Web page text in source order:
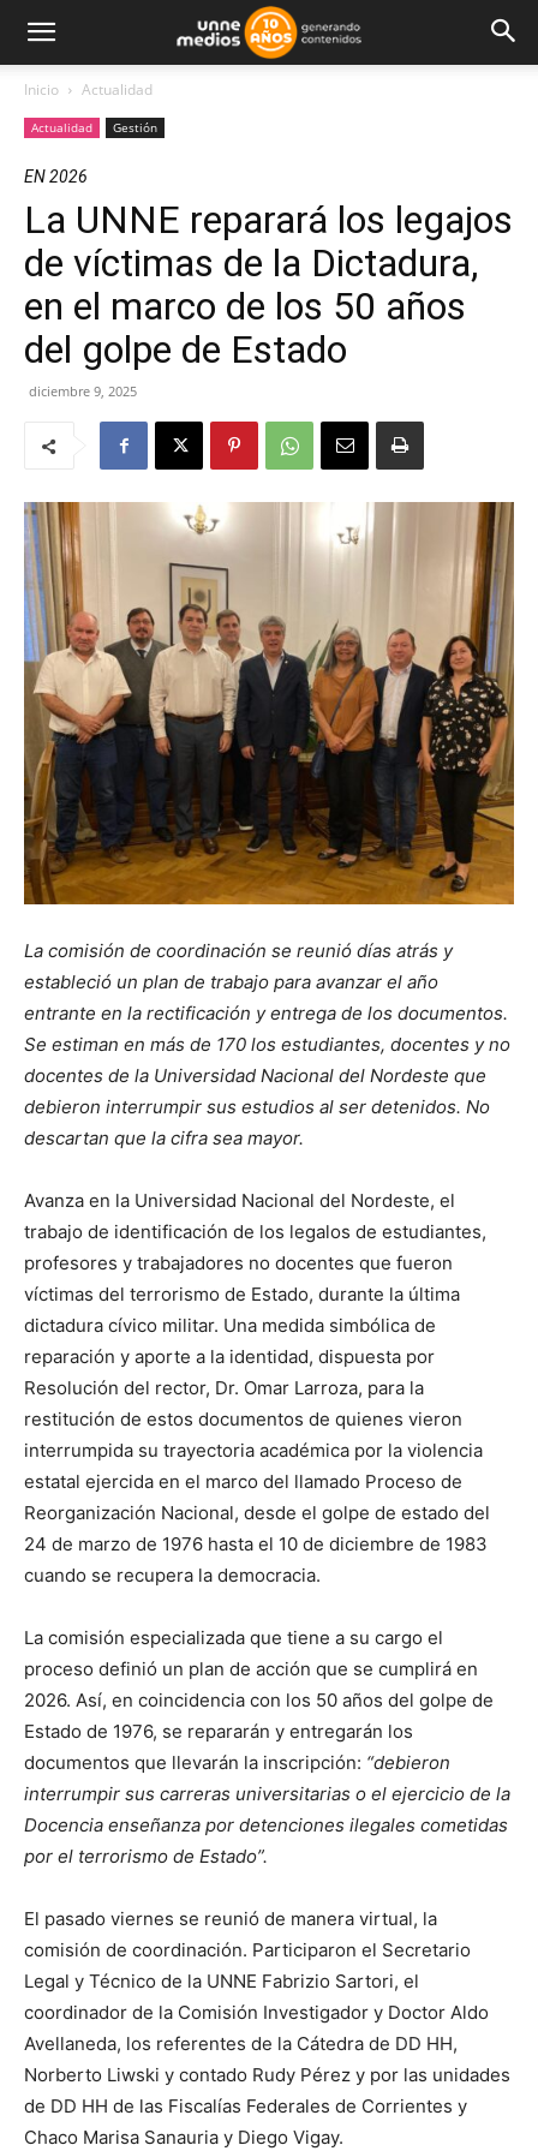
Inicio Actualidad
Actualidad Gestión
EN 2026
La UNNE reparará los legajos
de víctimas de la Dictadura,
en el marco de los 50 años
del golpe de Estado
diciembre 9, 2025
La comisión de coordinación se reunió días atrás y
estableció un plan de trabajo para avanzar el año
entrante en la rectificación y entrega de los documentos.
Se estiman en más de 170 los estudiantes, docentes y no
docentes de la Universidad Nacional del Nordeste que
debieron interrumpir sus estudios al ser detenidos. No
descartan que la cifra sea mayor.
Avanza en la Universidad Nacional del Nordeste, el
trabajo de identificación de los legalos de estudiantes,
profesores y trabajadores no docentes que fueron
víctimas del terrorismo de Estado, durante la última
dictadura cívico militar. Una medida simbólica de
reparación y aporte a la identidad, dispuesta por
Resolución del rector, Dr. Omar Larroza, para la
restitución de estos documentos de quienes vieron
interrumpida su trayectoria académica por la violencia
estatal ejercida en el marco del llamado Proceso de
Reorganización Nacional, desde el golpe de estado del
24 de marzo de 1976 hasta el 10 de diciembre de 1983
cuando se recupera la democracia.
La comisión especializada que tiene a su cargo el
proceso definió un plan de acción que se cumplirá en
2026. Así, en coincidencia con los 50 años del golpe de
Estado de 1976, se repararán y entregarán los
documentos que llevarán la inscripción: “debieron
interrumpir sus carreras universitarias o el ejercicio de la
Docencia enseñanza por detenciones ilegales cometidas
por el terrorismo de Estado”.
El pasado viernes se reunió de manera virtual, la
comisión de coordinación. Participaron el Secretario
Legal y Técnico de la UNNE Fabrizio Sartori, el
coordinador de la Comisión Investigador y Doctor Aldo
Avellaneda, los referentes de la Cátedra de DD HH,
Norberto Liwski y contado Rudy Pérez y por las unidades
de DD HH de las Fiscalías Federales de Corrientes y
Chaco Marisa Sanauria y Diego Vigay.